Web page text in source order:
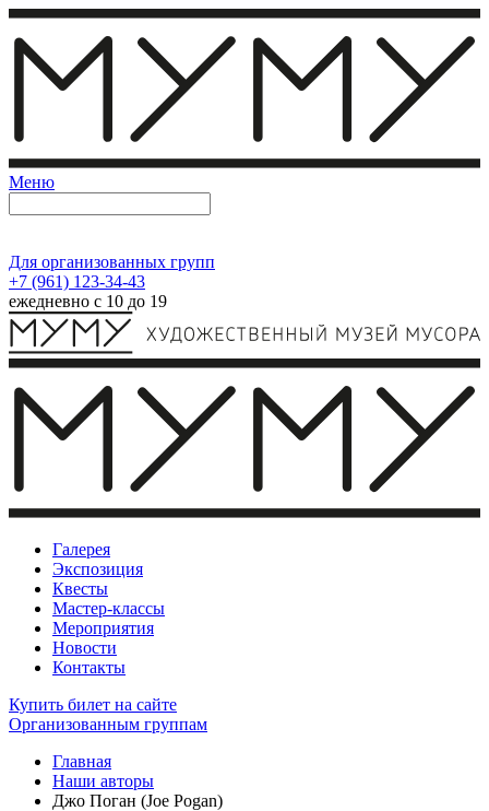
Меню
Для организованных групп
+7 (961) 123-34-43
ежедневно с 10 до 19
Галерея
Экспозиция
Квесты
Мастер-классы
Мероприятия
Новости
Контакты
Купить билет на сайте
Организованным группам
Главная
Наши авторы
Джо Поган (Joe Pogan)